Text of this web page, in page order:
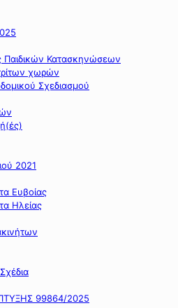
Παιδικών Κατασκηνώσεων
χωρών
Σχεδιασμού
2021
Ευβοίας
Ηλείας
99864/2025